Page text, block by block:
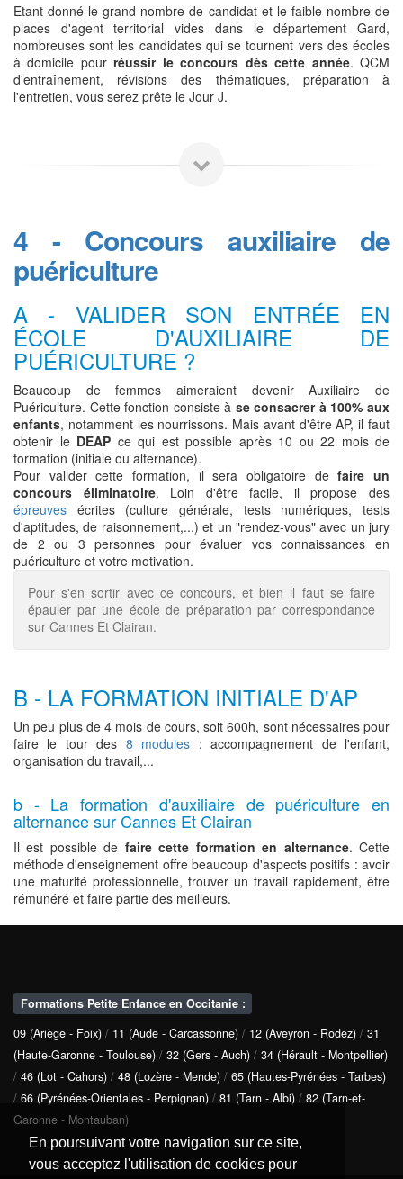
En poursuivant votre navigation sur ce site,
vous acceptez l'utilisation de cookies pour
Etant donné le grand nombre de candidat et le faible nombre de
places d'agent territorial vides dans le département Gard,
nombreuses sont les candidates qui se tournent vers des écoles
à domicile pourréussir le concours dès cette année. QCM
d'entraînement, révisions des thématiques, préparation à
l'entretien, vous serez prête le Jour J.
4 - Concours auxiliaire de
puériculture
A - VALIDER SON ENTRÉE EN
ÉCOLE D'AUXILIAIRE DE
PUÉRICULTURE ?
Beaucoup de femmes aimeraient devenir Auxiliaire de
Puériculture. Cette fonction consiste à se consacrer à 100% aux
enfants, notamment les nourrissons. Mais avant d'être AP, il faut
obtenir le DEAP ce qui est possible après 10 ou 22 mois de
formation (initiale ou alternance).
Pour valider cette formation, il sera obligatoire defaire un
concours éliminatoire. Loin d'être facile, il propose des
épreuves écrites (culture générale, tests numériques, tests
d'aptitudes, de raisonnement,...) et un "rendez-vous" avec un jury
de 2 ou 3 personnes pour évaluer vos connaissances en
puériculture et votre motivation.
Pour s'en sortir avec ce concours, et bien il faut se faire
épauler par une école de préparation par correspondance
sur Cannes Et Clairan.
B - LA FORMATION INITIALE D'AP
Un peu plus de 4 mois de cours, soit 600h, sont nécessaires pour
faire le tour des 8 modules : accompagnement de l'enfant,
organisation du travail,...
b - La formation d'auxiliaire de puériculture en
alternance sur Cannes Et Clairan
Il est possible de faire cette formation en alternance. Cette
méthode d'enseignement offre beaucoup d'aspects positifs : avoir
une maturité professionnelle, trouver un travail rapidement, être
rémunéré et faire partie des meilleurs.
Formations Petite Enfance en Occitanie :
09 (Ariège - Foix) / 11 (Aude - Carcassonne) / 12 (Aveyron - Rodez) / 31
(Haute-Garonne - Toulouse) / 32 (Gers - Auch) / 34 (Hérault - Montpellier)
/ 46 (Lot - Cahors) / 48 (Lozère - Mende) / 65 (Hautes-Pyrénées - Tarbes)
/ 66 (Pyrénées-Orientales - Perpignan) / 81 (Tarn - Albi) / 82 (Tarn-et-
Garonne - Montauban)